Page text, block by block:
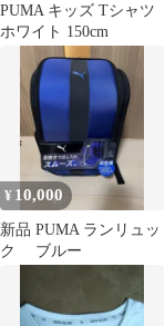
PUMA キッズ Tシャツ
ホワイト 150cm
¥ 10,000
新品 PUMA ランリュッ
ク ブルー